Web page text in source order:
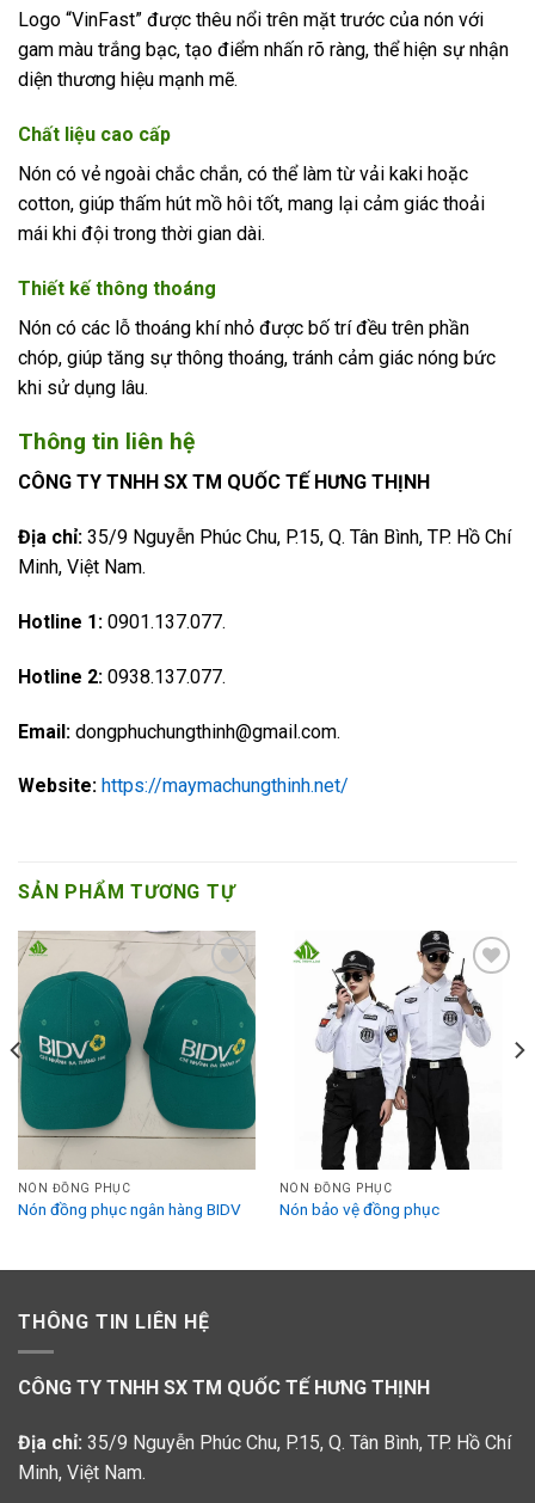
Logo “VinFast” được thêu nổi trên mặt trước của nón với
gam màu trắng bạc, tạo điểm nhấn rõ ràng, thể hiện sự nhận
diện thương hiệu mạnh mẽ.
Chất liệu cao cấp
Nón có vẻ ngoài chắc chắn, có thể làm từ vải kaki hoặc
cotton, giúp thấm hút mồ hôi tốt, mang lại cảm giác thoải
mái khi đội trong thời gian dài.
Thiết kế thông thoáng
Nón có các lỗ thoáng khí nhỏ được bố trí đều trên phần
chóp, giúp tăng sự thông thoáng, tránh cảm giác nóng bức
khi sử dụng lâu.
Thông tin liên hệ
CÔNG TY TNHH SX TM QUỐC TẾ HƯNG THỊNH
Địa chỉ: 35/9 Nguyễn Phúc Chu, P.15, Q. Tân Bình, TP. Hồ Chí
Minh, Việt Nam.
Hotline 1: 0901.137.077.
Hotline 2: 0938.137.077.
Email: dongphuchungthinh@gmail.com.
Website: https://maymachungthinh.net/
SẢN PHẨM TƯƠNG TỰ
Add to
Wishlist
NÓN ĐỒNG PHỤC
Nón đồng phục ngân hàng BIDV
Add to
Wishlist
NÓN ĐỒNG PHỤC
Nón bảo vệ đồng phục
THÔNG TIN LIÊN HỆ
CÔNG TY TNHH SX TM QUỐC TẾ HƯNG THỊNH
Địa chỉ: 35/9 Nguyễn Phúc Chu, P.15, Q. Tân Bình, TP. Hồ Chí
Minh, Việt Nam.